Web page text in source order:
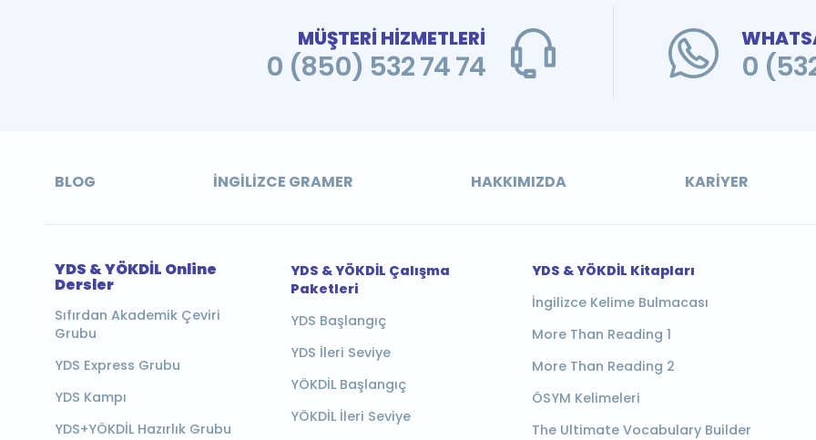
MÜŞTERİ HİZMETLERİ
0 (850) 532 74 74 0
BLOG İNGILIZCE GRAMER HAKKIMIZDA KARIYER
YDS & YÖKDİL Online
Dersler
Sıfırdan Akademik Çeviri
Grubu
YDS Express Grubu
YDS Kampı
YDS+YÖKDİL Hazırlık Grubu
YDS & YÖKDİL Çalışma
Paketleri
YDS Başlangıç
YDS İleri Seviye
YÖKDİL Başlangıç
YÖKDİL İleri Seviye
YDS & YÖKDİL Kitapları
İngilizce Kelime Bulmacası
More Than Reading 1
More Than Reading 2
ÖSYM Kelimeleri
The Ultimate Vocabulary Builder